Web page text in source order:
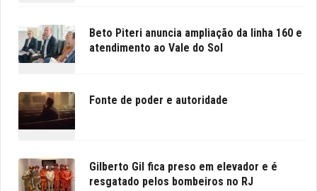
Beto Piteri anuncia ampliação da linha 160 e
atendimento ao Vale do Sol
Fonte de poder e autoridade
Gilberto Gil fica preso em elevador e é
resgatado pelos bombeiros no RJ